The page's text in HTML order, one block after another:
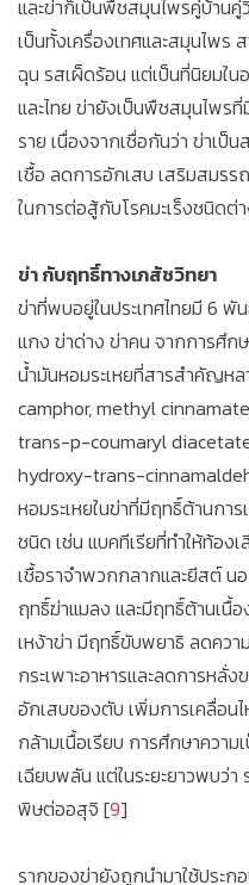
และข่าก็เป็นพืชสมุนไพรคู่บ้านคู่
เป็นทั้งเครื่องเทศและสมุนไพร
ฉุน รสเผ็ดร้อน แต่เป็นที่นิยมใน
และไทย ข่ายังเป็นพืชสมุนไพร
ราย เนื่องจากเชื่อกันว่า ข่าเป็
เชื้อ ลดการอักเสบ เสริมสมร
ในการต่อสู้กับโรคมะเร็งชนิดต่
ข่า กับฤทธิ์ทางเภสัชวิทยา
ข่าที่พบอยู่ในประเทศไทยมี 6 พั
แกง ข่าด่าง ข่าคน จากการศึก
น้ำมันหอมระเหยที่สารสำคัญห
camphor, methyl
trans-p-coumaryl
hydroxy-trans-
หอมระเหยในข่าที่มีฤทธิ์ต้านกา
ชนิด เช่น แบคทีเรียที่ทำให้ท้อ
เชื้อราจำพวกกลากและยีสต์ น
ฤทธิ์ฆ่าแมลง และมีฤทธิ์ต้านเ
เหง้าข่า มีฤทธิ์ขับพยาธิ ลดคว
กระเพาะอาหารและลดการห
อักเสบของตับ เพิ่มการเคลื่อน
กล้ามเนื้อเรียบ การศึกษาควา
เฉียบพลัน แต่ในระยะยาวพบว่า
พิษต่ออสุจิ [9]
รากของข่ายังถูกนำมาใช้ประ